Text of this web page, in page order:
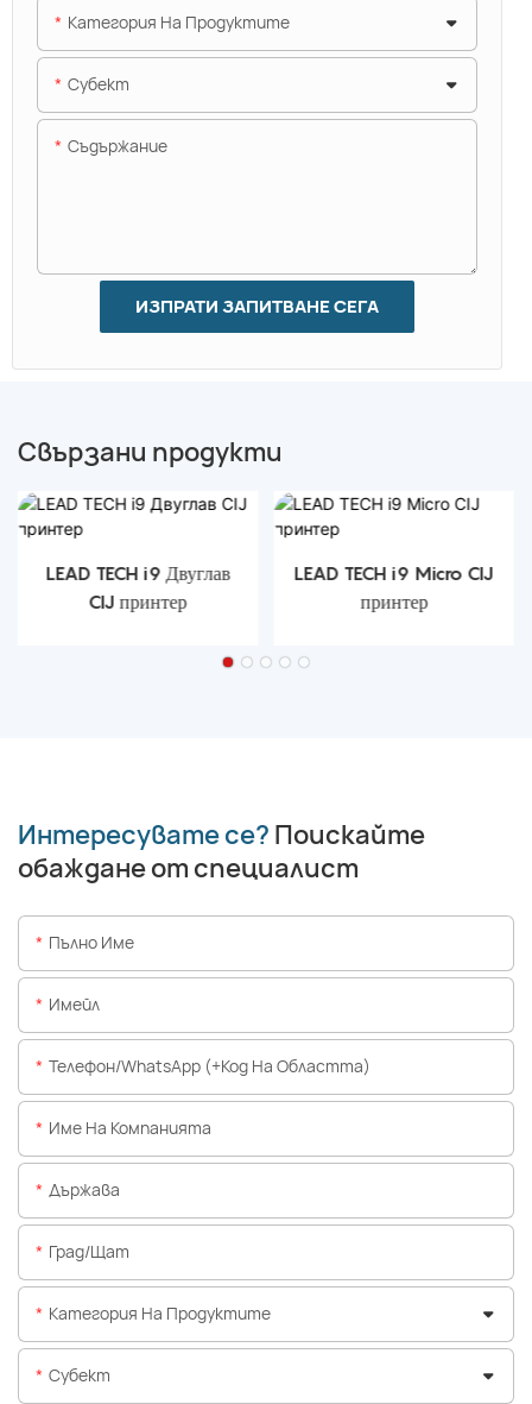
Категория На Продуктите
Субект
Съдържание
ИЗПРАТИ ЗАПИТВАНЕ СЕГА
Свързани продукти
LEAD TECH i9 Двуглав
CIJ принтер
LEAD TECH i9 Micro CIJ
принтер
Интересувате се? Поискайте
обаждане от специалист
Пълно Име
Имейл
Телефон/WhatsApp (+Код На Областта)
Име На Компанията
Държава
Град/щат
Категория На Продуктите
Субект